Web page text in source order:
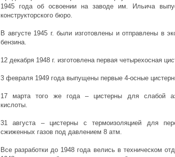
1945 года об освоении на заводе им. Ильича
конструкторского бюро.
В августе 1945 г. были изготовлены и отправлены в
бензина.
12 декабря 1948 г. изготовлена первая четырехосная
3 февраля 1949 года выпущены первые 4-осные
17 марта того же года – цистерны для слабой
кислоты.
31 августа – цистерны с термоизоляцией для
сжиженных газов под давлением 8 атм.
Все разработки до 1948 года велись в техническом